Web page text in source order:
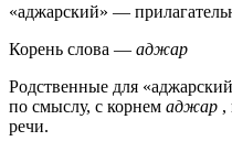
«аджарский» —
Корень слова — аджар
Родственные для
по смыслу, c корнем аджар ,
речи.